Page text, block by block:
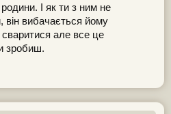
І як ти з ним не
вибачається йому
але все це
зробиш.